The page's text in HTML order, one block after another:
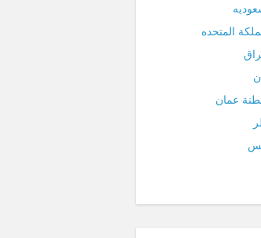
المتحده
عمان